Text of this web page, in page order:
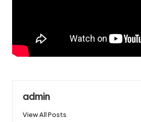
admin
View All Posts